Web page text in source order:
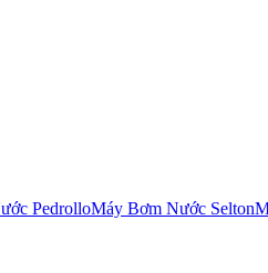
PedrolloMáy Bơm Nước Selton